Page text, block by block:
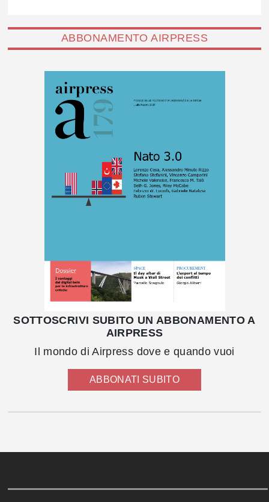
ABBONAMENTO AIRPRESS
SOTTOSCRIVI SUBITO UN ABBONAMENTO A
AIRPRESS
Il mondo di Airpress dove e quando vuoi
ABBONATI SUBITO